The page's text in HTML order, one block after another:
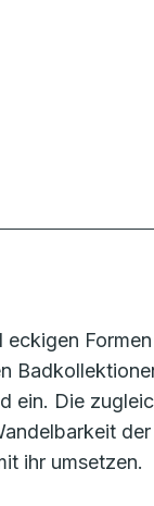
eckigen
ein. Die
ihr umsetzen.